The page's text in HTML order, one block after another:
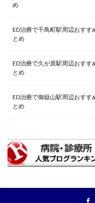
め
ED治療で千鳥町駅周辺おすす
とめ
ED治療で久が原駅周辺おすす
とめ
ED治療で御嶽山駅周辺おすす
とめ